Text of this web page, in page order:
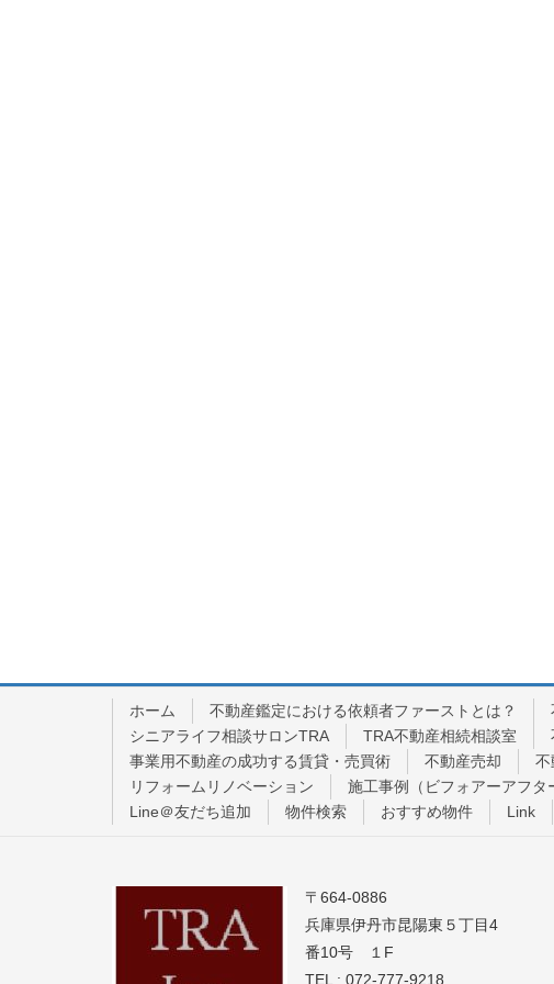
ホーム 不動産鑑定における依頼者ファーストとは？
シニアライフ相談サロンTRA
TRA不動産相続相談室
事業用不動産の成功する賃貸・売買術
不動産売却 不
リフォームリノベーション
施工事例（ビフォアーアフタ
Line＠友だち追加
物件検索 おすすめ物件 Link
〒664-0886
兵庫県伊丹市昆陽東５丁目4
番10号 １F
TEL : 072-777-9218